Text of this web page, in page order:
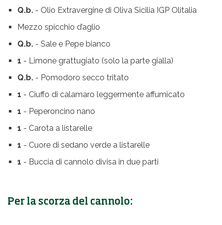
Q.b. - Olio Extravergine di Oliva Sicilia IGP Olitalia
Mezzo spicchio d’aglio
Q.b. - Sale e Pepe bianco
1 - Limone grattugiato (solo la parte gialla)
Q.b. - Pomodoro secco tritato
1 - Ciuffo di calamaro leggermente affumicato
1 - Peperoncino nano
1 - Carota a listarelle
1 - Cuore di sedano verde a listarelle
1 - Buccia di cannolo divisa in due parti
Per la scorza del cannolo: